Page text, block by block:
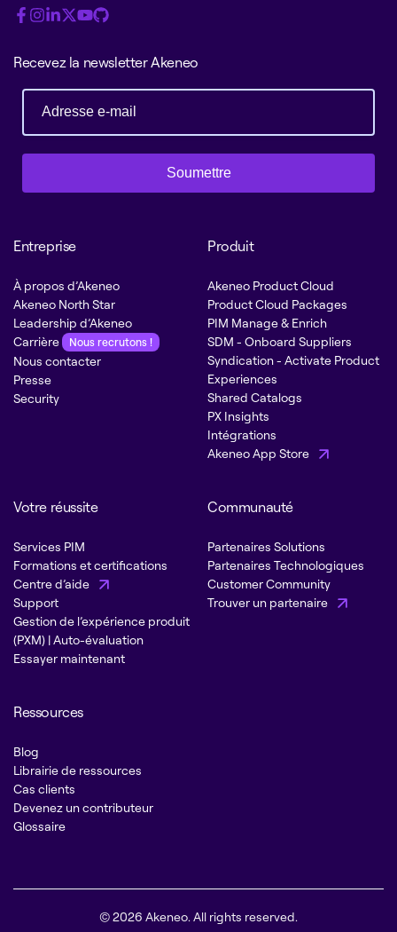
Recevez la newsletter Akeneo
Soumettre
Entreprise
À propos d’Akeneo
Akeneo North Star
Leadership d’Akeneo
Carrière
Nous recrutons !
Nous contacter
Presse
Security
Produit
Akeneo Product Cloud
Product Cloud Packages
PIM Manage & Enrich
SDM - Onboard Suppliers
Syndication - Activate Product
Experiences
Shared Catalogs
PX Insights
Intégrations
Akeneo App Store
Votre réussite
Services PIM
Formations et certifications
Centre d’aide
Support
Gestion de l’expérience produit
(PXM) | Auto-évaluation
Essayer maintenant
Communauté
Partenaires Solutions
Partenaires Technologiques
Customer Community
Trouver un partenaire
Ressources
Blog
Librairie de ressources
Cas clients
Devenez un contributeur
Glossaire
© 2026 Akeneo. All rights reserved.